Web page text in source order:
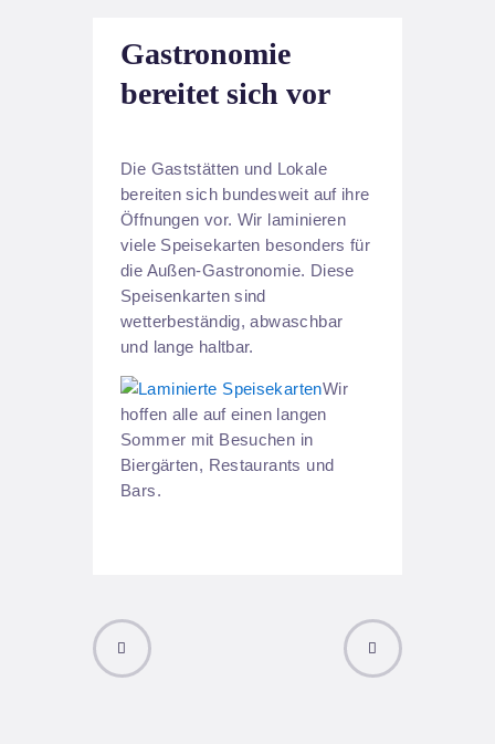
Gastronomie
bereitet sich vor
Die Gaststätten und Lokale
bereiten sich bundesweit auf ihre
Öffnungen vor. Wir laminieren
viele Speisekarten besonders für
die Außen-Gastronomie. Diese
Speisenkarten sind
wetterbeständig, abwaschbar
und lange haltbar.
Wir
hoffen alle auf einen langen
Sommer mit Besuchen in
Biergärten, Restaurants und
Bars.